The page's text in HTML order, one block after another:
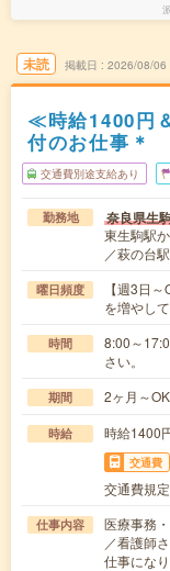
未読 掲載日 2026/08/06
≪時給1400円
付のお仕事＊
交通費別途支給あり
勤務地 奈良県生
東生駒駅
／萩の台
曜日頻度
【週3日
を増やし
時間
8:00～
さい。
期間 2ヶ月～
時給 時給1400
交通費
交通費規
仕事内容
医療事務
／看護師
仕事にな